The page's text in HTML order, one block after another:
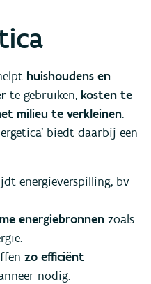
huishoudens en
te gebruiken, kosten te
milieu te verkleinen.
biedt daarbij een
energieverspilling, bv
energiebronnen zoals
zo efficiënt
nodig.